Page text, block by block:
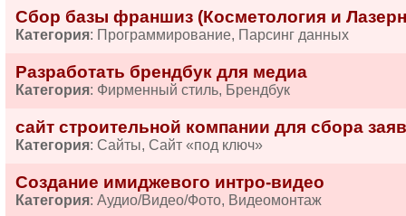
Сбор базы франшиз (Косметология и
Категория: Программирование, Парсинг данных
Разработать брендбук для медиа
Категория: Фирменный стиль, Брендбук
сайт строительной компании для сбора
Категория: Сайты, Сайт «под ключ»
Создание имиджевого интро-видео
Категория: Аудио/Видео/Фото, Видеомонтаж